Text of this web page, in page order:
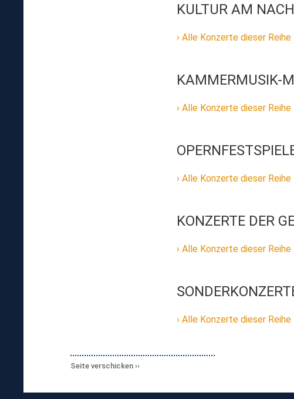
KULTUR AM
Alle Konzerte dieser Reihe
KAMMERMUSIK-
Alle Konzerte dieser Reihe
Alle Konzerte dieser Reihe
KONZERTE DER
Alle Konzerte dieser Reihe
Alle Konzerte dieser Reihe
Seite verschicken